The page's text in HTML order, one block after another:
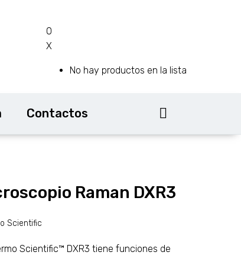
0
X
No hay productos en la lista
Contactos
Raman DXR3
Scientific
Scientific™ DXR3 tiene funciones de